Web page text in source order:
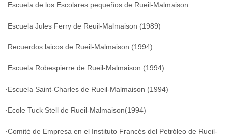
·Escuela de los Escolares pequeños de Rueil-Malmaison
·Escuela Jules Ferry de Reuil-Malmaison (1989)
·Recuerdos laicos de Rueil-Malmaison (1994)
·Escuela Robespierre de Rueil-Malmaison (1994)
·Escuela Saint-Charles de Rueil-Malmaison (1994)
·Ecole Tuck Stell de Rueil-Malmaison(1994)
·Comité de Empresa en el Instituto Francés del Petróleo de Rueil-